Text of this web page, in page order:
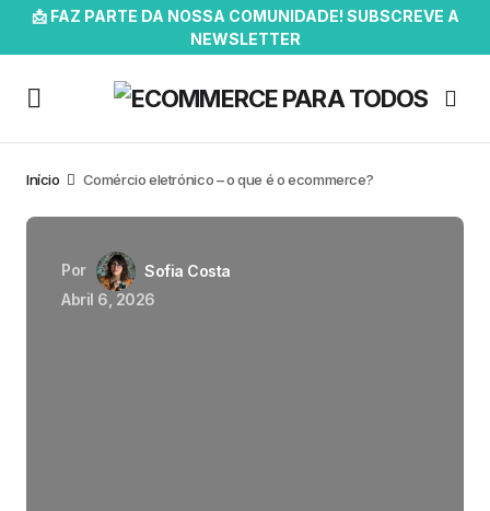
📩 FAZ PARTE DA NOSSA COMUNIDADE! SUBSCREVE A
NEWSLETTER
Início Comércio eletrónico – o que é o ecommerce?
Por
Sofia Costa
Abril 6, 2026